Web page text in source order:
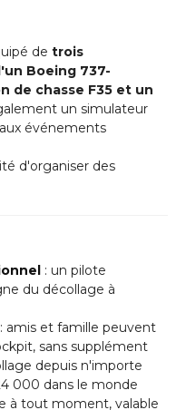
de trois
Boeing 737-
de chasse F35 et un
un simulateur
événements
d'organiser des
: un pilote
du décollage à
: amis et famille peuvent
sans supplément
depuis n'importe
000 dans le monde
à tout moment, valable